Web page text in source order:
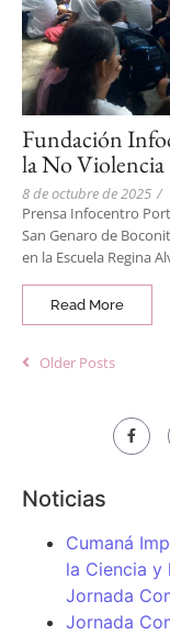
Fundación
la No Violencia
8 de octubre de 2025 /
Prensa Infocentro
San Genaro de
en la Escuela Regina
Read More
Older Posts
Noticias
Cumaná
la Ciencia y
Jornada
Jornada